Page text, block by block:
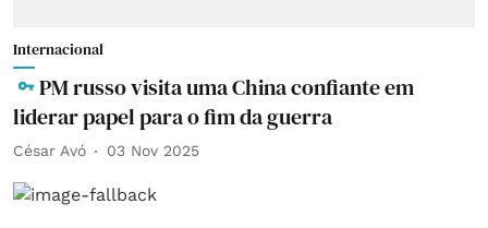
Internacional
PM russo visita uma China confiante em
liderar papel para o fim da guerra
César Avó 03 Nov 2025